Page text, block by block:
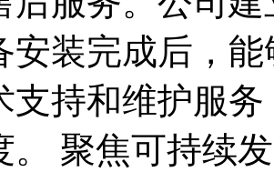
安装完成后，
支持和维护服
。 聚焦可持续